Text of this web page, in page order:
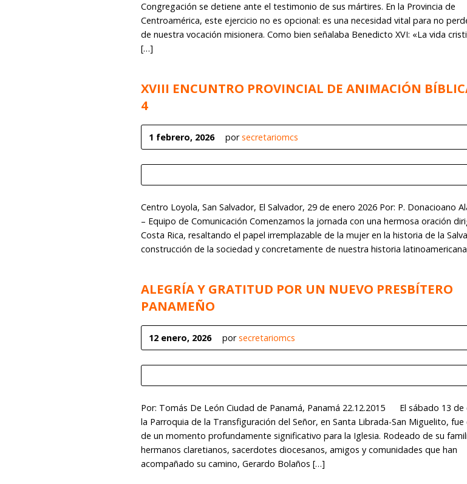
Congregación se detiene ante el testimonio de sus mártires. En la Provincia de
Centroamérica, este ejercicio no es opcional: es una necesidad vital para no
de nuestra vocación misionera. Como bien señalaba Benedicto XVI: «La vida
[…]
XVIII ENCUNTRO PROVINCIAL DE ANIMACIÓN
4
1 febrero, 2026 porsecretariomcs
Centro Loyola, San Salvador, El Salvador, 29 de enero 2026 Por: P. Donacioano
– Equipo de Comunicación Comenzamos la jornada con una hermosa oración
Costa Rica, resaltando el papel irremplazable de la mujer en la historia de la
construcción de la sociedad y concretamente de nuestra historia
ALEGRÍA Y GRATITUD POR UN NUEVO PRESBÍTERO
PANAMEÑO
12 enero, 2026 porsecretariomcs
Por: Tomás De León Ciudad de Panamá, Panamá 22.12.2015 El sábado 13 de
la Parroquia de la Transfiguración del Señor, en Santa Librada-San Miguelito, fue
de un momento profundamente significativo para la Iglesia. Rodeado de su
hermanos claretianos, sacerdotes diocesanos, amigos y comunidades que han
acompañado su camino, Gerardo Bolaños […]